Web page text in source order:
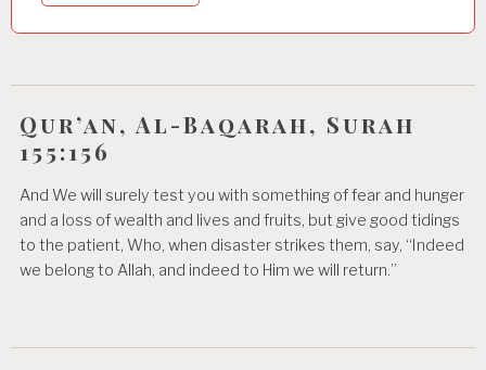
Qur’an, Al-Baqarah, Surah
155:156
And We will surely test you with something of fear and hunger
and a loss of wealth and lives and fruits, but give good tidings
to the patient, Who, when disaster strikes them, say, “Indeed
we belong to Allah, and indeed to Him we will return.”